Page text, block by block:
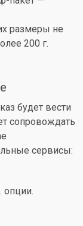
размеры не
200 г.
будет вести
сопровождать
сервисы:
опции.